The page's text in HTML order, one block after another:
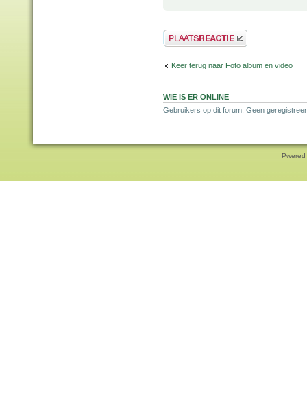
Plaats een reactie
Keer terug naar Foto album en video
WIE IS ER ONLINE
Gebruikers op dit forum: Geen